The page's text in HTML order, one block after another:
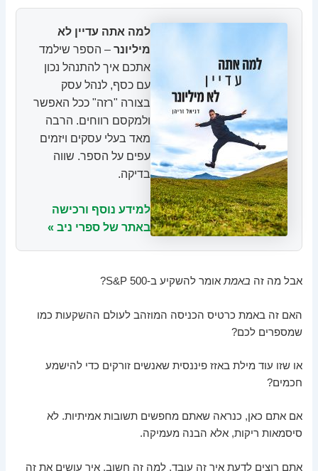
למה אתה עדיין לא
מיליונר – הספר שילמד
אתכם איך להתנהל נכון
עם כסף, לנהל עסק
בצורה "רזה" ככל האפשר
ולמקסם רווחים. הרבה
מאד בעלי עסקים ויזמים
עפים על הספר. שווה
בדיקה.
למידע נוסף ורכישה
באתר של ספרי ניב »
אבל מה זה באמתאומר להשקיע ב-S&P 500?
האם זה באמת כרטיס הכניסה המוזהב לעולם ההשקעות כמו
שמספרים לכם?
או שזו עוד מילת באזז פיננסית שאנשים זורקים כדי להישמע
חכמים?
אם אתם כאן, כנראה שאתם מחפשים תשובות אמיתיות. לא
סיסמאות ריקות, אלא הבנה מעמיקה.
אתם רוצים לדעת איך זה עובד, למה זה חשוב, איך עושים את זה